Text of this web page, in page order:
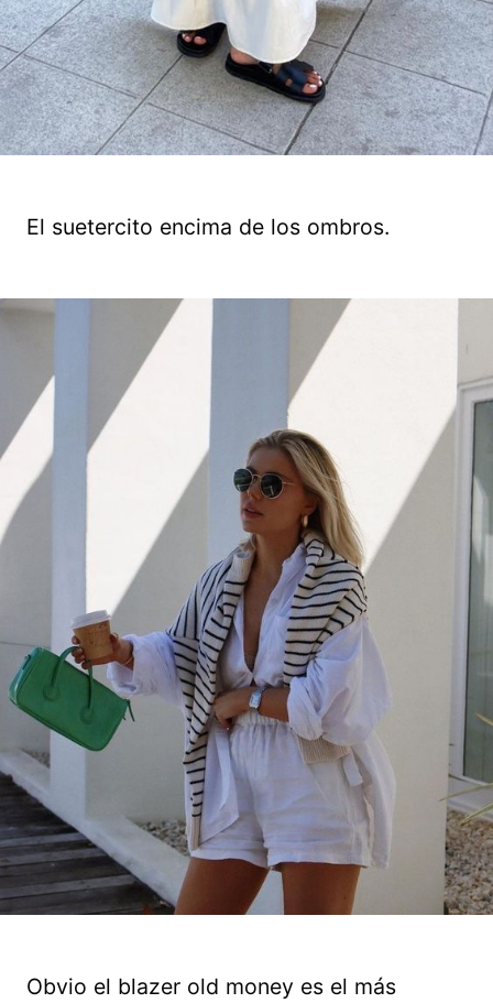
El suetercito encima de los ombros.
Obvio el blazer old money es el más